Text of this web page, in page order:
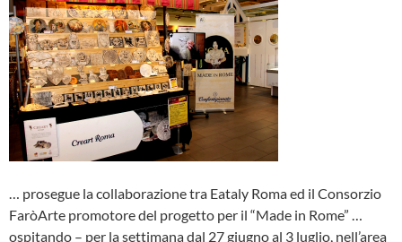
… prosegue la collaborazione tra Eataly Roma ed il Consorzio
FaròArte promotore del progetto per il “Made in Rome” …
ospitando – per la settimana dal 27 giugno al 3 luglio, nell’area